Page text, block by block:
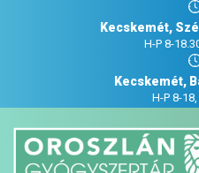
Kecskemét,
H-P 8-
Kecskemét,
H-P 8-